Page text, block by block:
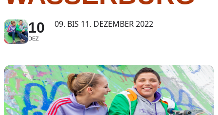
10
DEZ
09. BIS 11. DEZEMBER 2022